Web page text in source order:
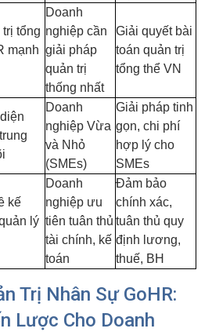
tổng
mạnh
Doanh
nghiệp cần
giải pháp
quản trị
thống nhất
Giải quyết bài
toán quản trị
tổng thể VN
Doanh
nghiệp Vừa
và Nhỏ
(SMEs)
Giải pháp tinh
gọn, chi phí
hợp lý cho
SMEs
kế
lý
Doanh
nghiệp ưu
tiên tuân thủ
tài chính, kế
toán
Đảm bảo
chính xác,
tuân thủ quy
định lương,
thuế, BH
Trị Nhân Sự GoHR:
Lược Cho Doanh